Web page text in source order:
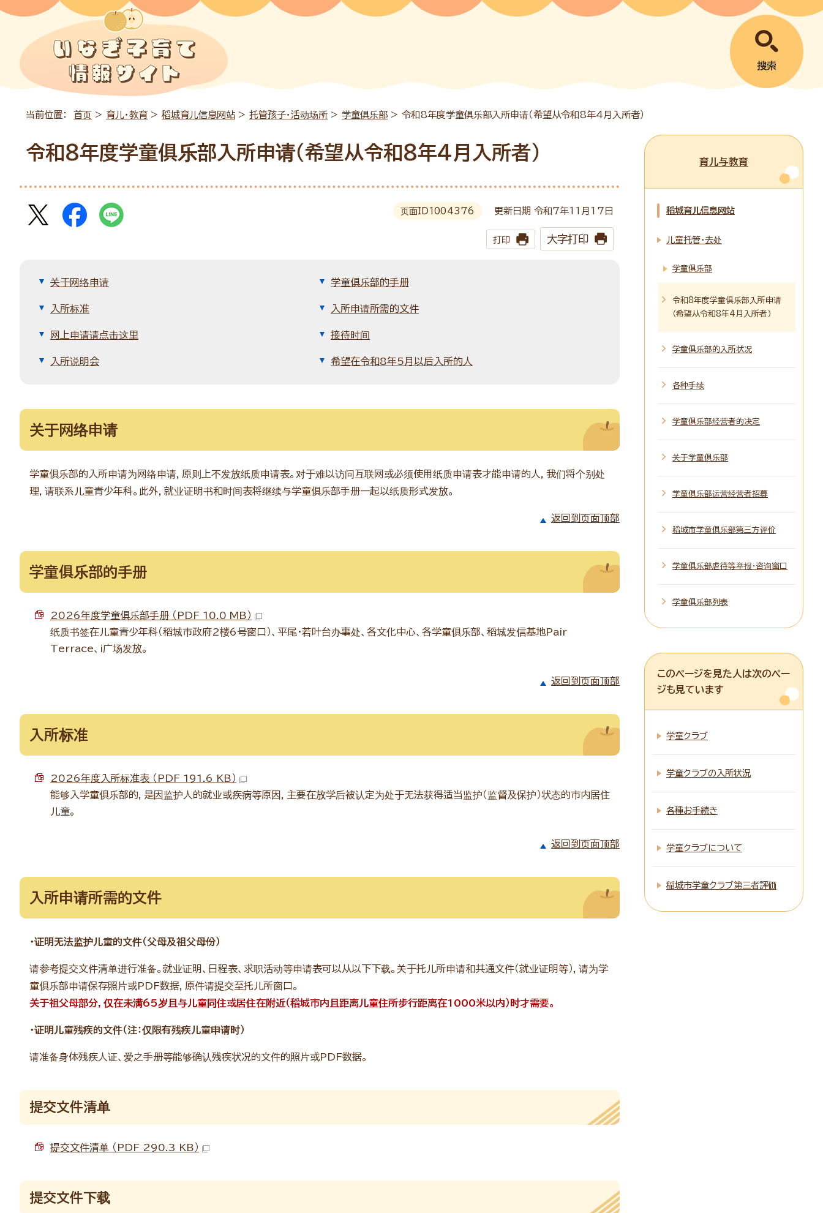
搜索
当前位置： 首页 > 育儿・教育 > 稻城育儿信息网站 > 托管孩子・活动场所 > 学童俱乐部 > 令和8年度学童俱乐部入所申请（希望从令和8年4月入所者）
令和8年度学童俱乐部入所申请（希望从令和8年4月入所者）
页面ID1004376 更新日期 令和7年11 月 17 日
打印 大字打印
关于网络申请 学童俱乐部的手册
入所标准 入所申请所需的文件
网上申请请点击这里 接待时间
入所说明会 希望在令和8年5月以后入所的人
关于网络申请
学童俱乐部的入所申请为网络申请，原则上不发放纸质申请表。对于难以访问互联网或必须使用纸质申请表才能申请的人，我们将个别处
理，请联系儿童青少年科。此外，就业证明书和时间表将继续与学童俱乐部手册一起以纸质形式发放。
返回到页面顶部
学童俱乐部的手册
2026年度学童俱乐部手册 （PDF 10.0 MB）
纸质书签在儿童青少年科（稻城市政府2楼6号窗口）、平尾・若叶台办事处、各文化中心、各学童俱乐部、稻城发信基地Pair
Terrace、i广场发放。
返回到页面顶部
入所标准
2026年度入所标准表 （PDF 191.6 KB）
能够入学童俱乐部的，是因监护人的就业或疾病等原因，主要在放学后被认定为处于无法获得适当监护（监督及保护）状态的市内居住
儿童。
返回到页面顶部
入所申请所需的文件
・证明无法监护儿童的文件（父母及祖父母份）
请参考提交文件清单进行准备。就业证明、日程表、求职活动等申请表可以从以下下载。关于托儿所申请和共通文件（就业证明等），请为学
童俱乐部申请保存照片或PDF数据，原件请提交至托儿所窗口。
关于祖父母部分，仅在未满65岁且与儿童同住或居住在附近（稻城市内且距离儿童住所步行距离在1000米以内）时才需要。
・证明儿童残疾的文件（注：仅限有残疾儿童申请时）
请准备身体残疾人证、爱之手册等能够确认残疾状况的文件的照片或PDF数据。
提交文件清单
提交文件清单 （PDF 290.3 KB）
提交文件下载
育儿与教育
稻城育儿信息网站
儿童托管・去处
学童俱乐部
令和8年度学童俱乐部入所申请
（希望从令和8年4月入所者）
学童俱乐部的入所状况
各种手续
学童俱乐部经营者的决定
关于学童俱乐部
学童俱乐部运营经营者招募
稻城市学童俱乐部第三方评价
学童俱乐部虐待等举报・咨询窗口
学童俱乐部列表
このページを見た人は次のペー
ジも見ています
学童クラブ
学童クラブの入所状況
各種お手続き
学童クラブについて
稲城市学童クラブ第三者評価